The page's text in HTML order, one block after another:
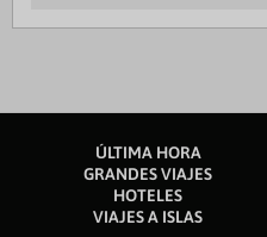
ÚLTIMA HORA
GRANDES VIAJES
HOTELES
VIAJES A ISLAS